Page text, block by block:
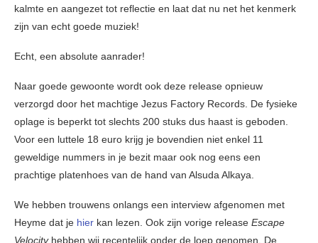
kalmte en aangezet tot reflectie en laat dat nu net het kenmerk
zijn van echt goede muziek!
Echt, een absolute aanrader!
Naar goede gewoonte wordt ook deze release opnieuw
verzorgd door het machtige Jezus Factory Records. De fysieke
oplage is beperkt tot slechts 200 stuks dus haast is geboden.
Voor een luttele 18 euro krijg je bovendien niet enkel 11
geweldige nummers in je bezit maar ook nog eens een
prachtige platenhoes van de hand van Alsuda Alkaya.
We hebben trouwens onlangs een interview afgenomen met
Heyme dat je hier kan lezen. Ook zijn vorige release Escape
Velocityhebben wij recentelijk onder de loep genomen. De